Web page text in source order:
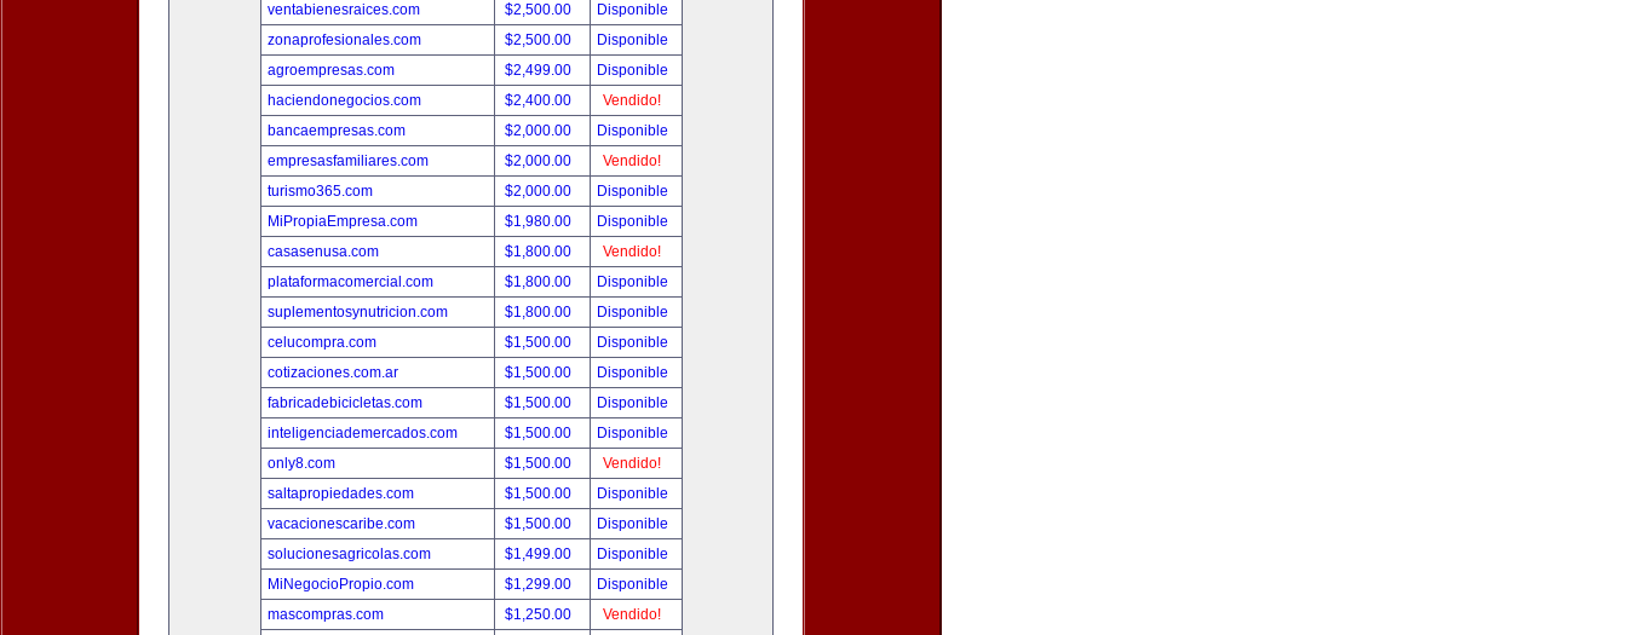
ventabienesraices.com
$2,500.00
Disponible
zonaprofesionales.com
$2,500.00
Disponible
agroempresas.com
$2,499.00
Disponible
haciendonegocios.com
$2,400.00
Vendido!
bancaempresas.com
$2,000.00
Disponible
empresasfamiliares.com
$2,000.00
Vendido!
turismo365.com
$2,000.00
Disponible
MiPropiaEmpresa.com
$1,980.00
Disponible
casasenusa.com
$1,800.00
Vendido!
plataformacomercial.com
$1,800.00
Disponible
suplementosynutricion.com
$1,800.00
Disponible
celucompra.com
$1,500.00
Disponible
cotizaciones.com.ar
$1,500.00
Disponible
fabricadebicicletas.com
$1,500.00
Disponible
inteligenciademercados.com
$1,500.00
Disponible
only8.com
$1,500.00
Vendido!
saltapropiedades.com
$1,500.00
Disponible
vacacionescaribe.com
$1,500.00
Disponible
solucionesagricolas.com
$1,499.00
Disponible
MiNegocioPropio.com
$1,299.00
Disponible
mascompras.com
$1,250.00
Vendido!